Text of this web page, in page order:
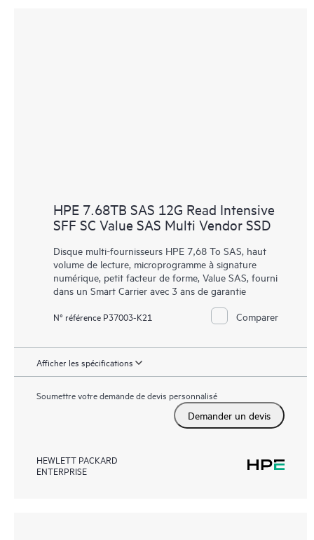
HPE 7.68TB SAS 12G Read Intensive
SFF SC Value SAS Multi Vendor SSD
Disque multi-fournisseurs HPE 7,68 To SAS, haut
volume de lecture, microprogramme à signature
numérique, petit facteur de forme, Value SAS, fourni
dans un Smart Carrier avec 3 ans de garantie
N° référence P37003-K21 Comparer
Afficher les spécifications
Soumettre votre demande de devis personnalisé
Demander un devis
HEWLETT PACKARD
ENTERPRISE